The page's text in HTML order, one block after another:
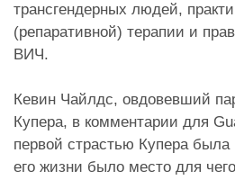
трансгендерных людей,
(репаративной) терапии и
ВИЧ.
Кевин Чайлдс, овдовевший
Купера, в комментарии для
первой страстью Купера
его жизни было место для